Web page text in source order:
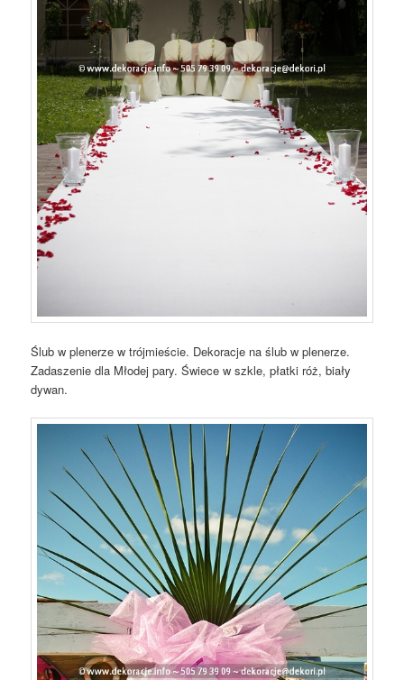
Ślub w plenerze w trójmieście. Dekoracje na ślub w plenerze.
Zadaszenie dla Młodej pary. Świece w szkle, płatki róż, biały
dywan.